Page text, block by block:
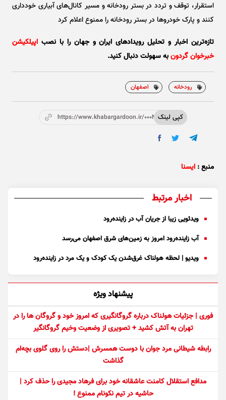
استقرار، توقف و تردد در بستر رودخانه و مسیر کانال‌های آبیاری خودداری
کنند و پارک خودرو‌ها در بستر رودخانه را ممنوع اعلام کرد
تازه‌ترین اخبار و تحلیل‌ رویدادهای ایران و جهان را با نصب اپیلکیشن
خبرخوان گردونبه سهولت دنبال کنید.
رودخانه اصفهان
کپی لینکhttps://www.khabargardoon.ir/000Nde
منبع : ایسنا
اخبار مرتبط
ویدئویی زیبا از جریان آب در زاینده‌رود
آب زاینده‌رود امروز به زمین‌های شرق اصفهان می‌رسد
ویدیو | لحظه هولناک غرق‌شدن یک کودک و یک مرد در زاینده‌رود
پیشنهاد ویژه
فوری | جزئیات هولناک درباره گروگانگیری که امروز خود و گروگان ها را در
تهران به آتش کشید + تصویری از وضعیت وخیم گروگانگیر
رابطه شیطانی مرد جوان با دوست همسرش |دستش را روی گلوی بچه‌ام
گذاشت
مدافع استقلال کامنت عاشقانه خود برای فرهاد مجیدی را حذف کرد |
حاشیه در تیم نکونام ممنوع !